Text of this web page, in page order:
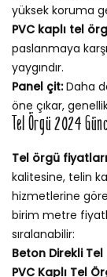
yüksek koruma
PVC kaplı tel
paslanmaya
yaygındır.
Panel çit:Daha
öne çıkar,
Tel Örgü 2024
Tel örgü
kalitesine, telin
hizmetlerine
birim metre
sıralanabilir:
Beton Direkli Tel
PVC Kaplı Tel